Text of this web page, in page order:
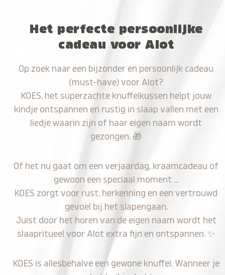
Het perfecte persoonlijke
cadeau voor Alot
Op zoek naar een bijzonder en persoonlijk cadeau
(must-have) voor Alot?
KOES, het superzachte knuffelkussen helpt jouw
kindje ontspannen en rustig in slaap vallen met een
liedje waarin zijn of haar eigen naam wordt
gezongen. 🎁
Of het nu gaat om een verjaardag, kraamcadeau of
gewoon een speciaal moment …
KOES zorgt voor rust, herkenning en een vertrouwd
gevoel bij het slapengaan.
Juist door het horen van de eigen naam wordt het
slaapritueel voor Alot extra fijn en ontspannen. ✨
KOES is allesbehalve een gewone knuffel. Wanneer je